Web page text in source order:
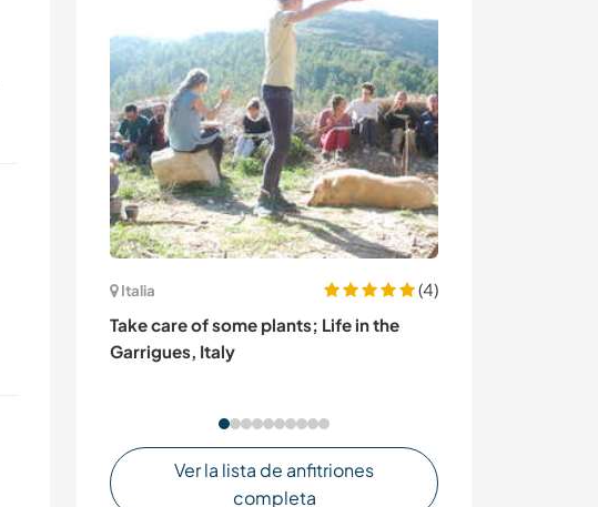
Italia
(4)
Take care of some plants; Life in the
Garrigues, Italy
Ver la lista de anfitriones
completa